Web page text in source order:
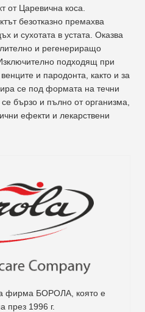
от Царевична коса.
безотказно премахва
и сухотата в устата. Оказва
и регенериращо
подходящ при
и пародонта, както и за
се под формата на течни
бързо и пълно от организма,
ефекти и лекарствени
фирма БОРОЛА , която е
през 1996 г.